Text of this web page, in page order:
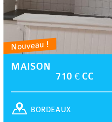
Nouveau !
MAISON
710 € CC
BORDEAUX